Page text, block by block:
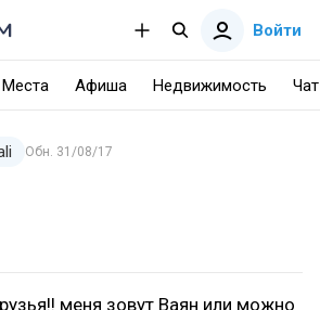
Войти
Места Афиша Недвижимость Чат
Обн. 31/08/17
меня зовут Ваян или можно